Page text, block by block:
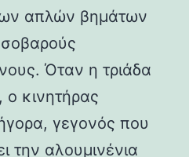
απλών βημάτων
Όταν η τριάδα
κινητήρας
γεγονός που
την αλουμινένια